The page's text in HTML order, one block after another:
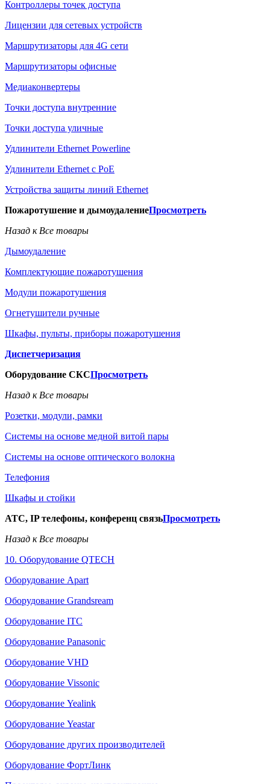
Контроллеры точек доступа
Лицензии для сетевых устройств
Маршрутизаторы для 4G сети
Маршрутизаторы офисные
Медиаконвертеры
Точки доступа внутренние
Точки доступа уличные
Удлинители Ethernet Powerline
Удлинители Ethernet с PoE
Устройства защиты линий Ethernet
Пожаротушение и дымоудалениеПросмотреть
Назад к Все товары
Дымоудаление
Комплектующие пожаротушения
Модули пожаротушения
Огнетушители ручные
Шкафы, пульты, приборы пожаротушения
Диспетчеризация
Оборудование СКСПросмотреть
Назад к Все товары
Розетки, модули, рамки
Системы на основе медной витой пары
Системы на основе оптического волокна
Телефония
Шкафы и стойки
АТС, IP телефоны, конференц связьПросмотреть
Назад к Все товары
10. Оборудование QTECH
Оборудование Apart
Оборудование Grandsream
Оборудование ITC
Оборудование Panasonic
Оборудование VHD
Оборудование Vissonic
Оборудование Yealink
Оборудование Yeastar
Оборудование других производителей
Оборудование ФортЛинк